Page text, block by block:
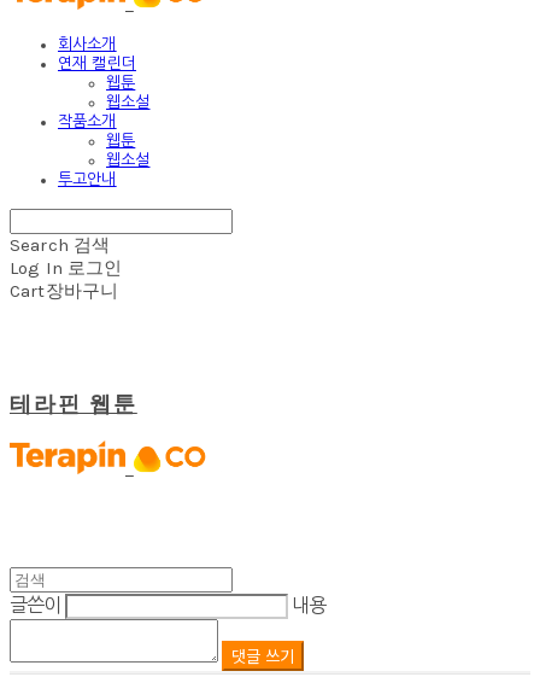
회사소개
연재 캘린더
웹툰
웹소설
작품소개
웹툰
웹소설
투고안내
Search 검색
Log In 로그인
Cart장바구니
테라핀 웹툰
글쓴이 내용
댓글 쓰기